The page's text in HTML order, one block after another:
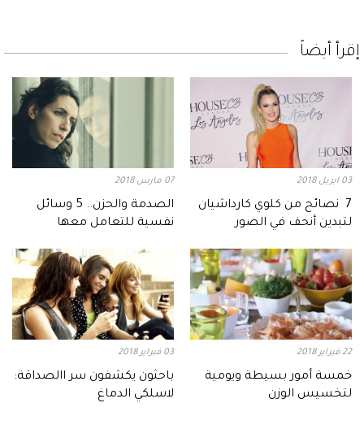
إقرأ أيضاً
03 ابريل 2018
7 نصائح من كلوي كارداشيان
لتبدين أنحف في الصور
07 مارس 2018
الصدمة والحزن.. 5 وسائل
نفسية للتعامل معها
22 فبراير 2018
خمسة أمور بسيطة ويومية
لتخسيس الوزن
03 فبراير 2018
باحثون يكشفون سر االصداقة:
لاسلكي الدماغ